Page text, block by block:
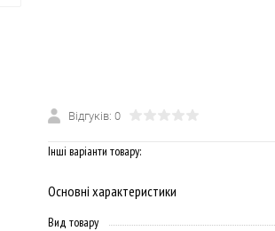
Відгуків: 0
Інші варіанти товару:
Основні характеристики
Вид товару